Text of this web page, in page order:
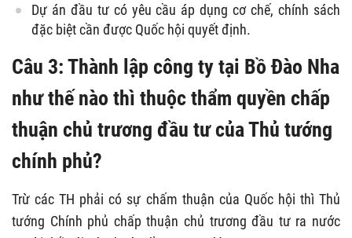
Dự án đầu tư có yêu cầu áp dụng cơ chế, chính sách
đặc biệt cần được Quốc hội quyết định.
Câu 3: Thành lập công ty tại Bồ Đào Nha
như thế nào thì thuộc thẩm quyền chấp
thuận chủ trương đầu tư của Thủ tướng
chính phủ?
Trừ các TH phải có sự chấm thuận của Quốc hội thì Thủ
tướng Chính phủ chấp thuận chủ trương đầu tư ra nước